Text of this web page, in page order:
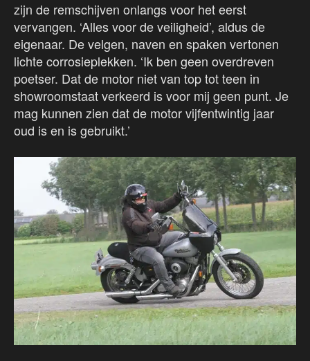
zijn de remschijven onlangs voor het eerst
vervangen. ‘Alles voor de veiligheid’, aldus de
eigenaar. De velgen, naven en spaken vertonen
lichte corrosieplekken. ‘Ik ben geen overdreven
poetser. Dat de motor niet van top tot teen in
showroomstaat verkeerd is voor mij geen punt. Je
mag kunnen zien dat de motor vijfentwintig jaar
oud is en is gebruikt.’